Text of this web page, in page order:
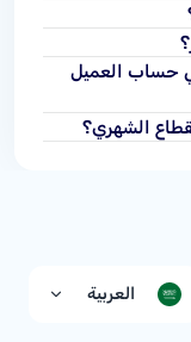
حساب العميل
الشهري؟
العربية